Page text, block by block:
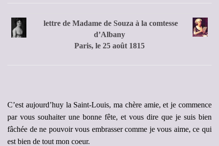
lettre de Madame de Souza à la comtesse
d’Albany
Paris, le 25 août 1815
C’est aujourd’huy la Saint-Louis, ma chère amie, et je commence
par vous souhaiter une bonne fête, et vous dire que je suis bien
fâchée de ne pouvoir vous embrasser comme je vous aime, ce qui
est bien de tout mon coeur.